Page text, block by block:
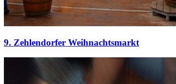
9. Zehlendorfer Weihnachtsmarkt